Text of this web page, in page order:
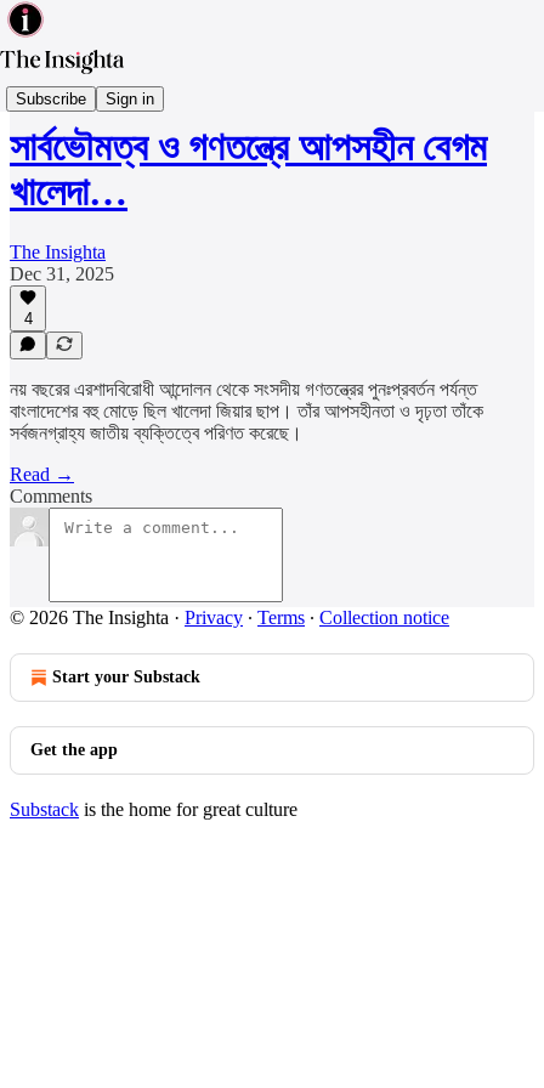
Subscribe Sign in
Politics & Governance
সার্বভৌমত্ব ও গণতন্ত্রে আপসহীন বেগম
খালেদা…
The Insighta
Dec 31, 2025
4
নয় বছরের এরশাদবিরোধী আন্দোলন থেকে সংসদীয় গণতন্ত্রের পুনঃপ্রবর্তন পর্যন্ত
বাংলাদেশের বহু মোড়ে ছিল খালেদা জিয়ার ছাপ। তাঁর আপসহীনতা ও দৃঢ়তা তাঁকে
সর্বজনগ্রাহ্য জাতীয় ব্যক্তিত্বে পরিণত করেছে।
Read →
Comments
© 2026 The Insighta · Privacy ∙ Terms ∙ Collection notice
Start your Substack
Get the app
Substack is the home for great culture